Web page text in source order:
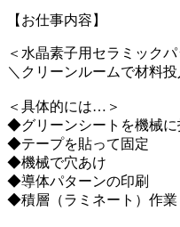
【お仕事内容】
＜水晶素子用セラミック
＼クリーンルームで材料
＜具体的には…＞
◆グリーンシートを機械に
◆テープを貼って固定
◆機械で穴あけ
◆導体パターンの印刷
◆積層（ラミネート）作業